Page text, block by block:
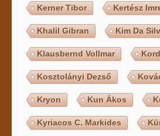
Kerner Tibor Kertész
Khalil Gibran Kim Da
Klausbernd Vollmar
Kosztolányi Dezső
Kryon Kun Ákos
Kyriacos C. Markides